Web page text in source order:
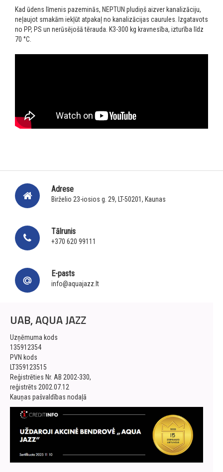
Kad ūdens līmenis pazeminās, NEPTUN pludiņš aizver kanalizāciju,
neļaujot smakām iekļūt atpakaļ no kanalizācijas caurules.
Izgatavots
no PP, PS un nerūsējošā tērauda. K3-300 kg kravnesība, izturība līdz
70 °C.
Adrese
Birželio 23-iosios g. 29, LT-50201, Kaunas
Tālrunis
+370 620 99111
E-pasts
info@aquajazz.lt
UAB, AQUA JAZZ
Uzņēmuma kods
135912354
PVN kods
LT359123515
Reģistrēties Nr. AB 2002-330,
reģistrēts 2002.07.12
Kauņas pašvaldības nodaļā